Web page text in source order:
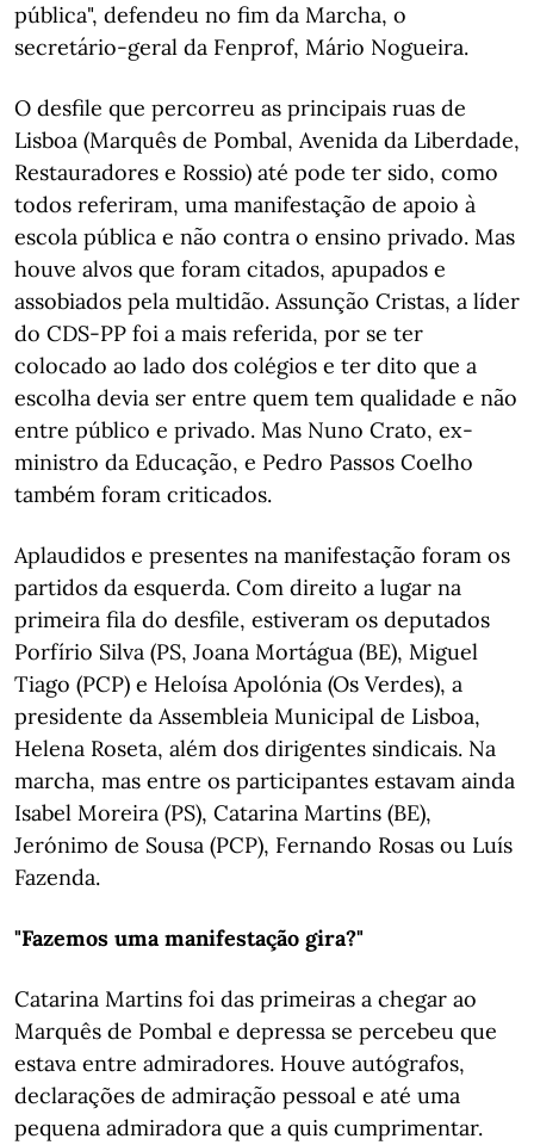
pública", defendeu no fim da Marcha, o
secretário-geral da Fenprof, Mário Nogueira.
O desfile que percorreu as principais ruas de
Lisboa (Marquês de Pombal, Avenida da Liberdade,
Restauradores e Rossio) até pode ter sido, como
todos referiram, uma manifestação de apoio à
escola pública e não contra o ensino privado. Mas
houve alvos que foram citados, apupados e
assobiados pela multidão. Assunção Cristas, a líder
do CDS-PP foi a mais referida, por se ter
colocado ao lado dos colégios e ter dito que a
escolha devia ser entre quem tem qualidade e não
entre público e privado. Mas Nuno Crato, ex-
ministro da Educação, e Pedro Passos Coelho
também foram criticados.
Aplaudidos e presentes na manifestação foram os
partidos da esquerda. Com direito a lugar na
primeira fila do desfile, estiveram os deputados
Porfírio Silva (PS, Joana Mortágua (BE), Miguel
Tiago (PCP) e Heloísa Apolónia (Os Verdes), a
presidente da Assembleia Municipal de Lisboa,
Helena Roseta, além dos dirigentes sindicais. Na
marcha, mas entre os participantes estavam ainda
Isabel Moreira (PS), Catarina Martins (BE),
Jerónimo de Sousa (PCP), Fernando Rosas ou Luís
Fazenda.
"Fazemos uma manifestação gira?"
Catarina Martins foi das primeiras a chegar ao
Marquês de Pombal e depressa se percebeu que
estava entre admiradores. Houve autógrafos,
declarações de admiração pessoal e até uma
pequena admiradora que a quis cumprimentar.